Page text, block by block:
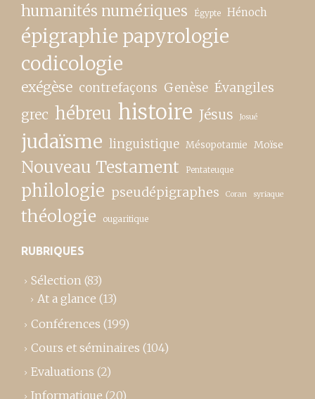
humanités numériques Égypte Hénoch
épigraphie papyrologie
codicologie
exégèse contrefaçons Genèse Évangiles
grec hébreu histoire Jésus Josué
judaïsme linguistique Mésopotamie Moïse
Nouveau Testament Pentateuque
philologie pseudépigraphes Coran syriaque
théologie ougaritique
RUBRIQUES
Sélection (83)
At a glance (13)
Conférences (199)
Cours et séminaires (104)
Evaluations (2)
Informatique (20)